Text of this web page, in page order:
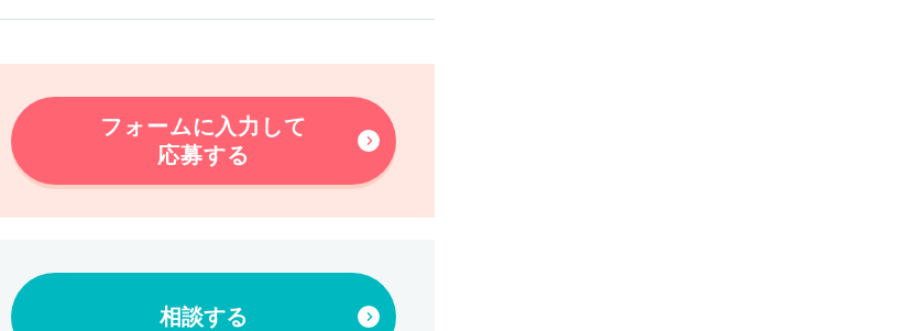
フォームに入力して
応募する
相談する